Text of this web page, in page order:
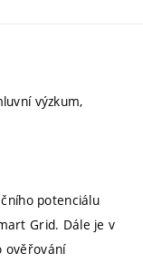
výzkum,
potenciálu
Grid. Dále je v
ověřování